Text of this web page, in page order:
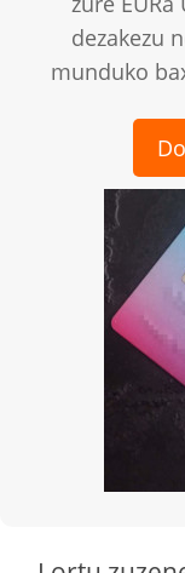
dezakezu
munduko